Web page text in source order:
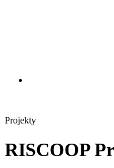
Projekty
RISCOOP